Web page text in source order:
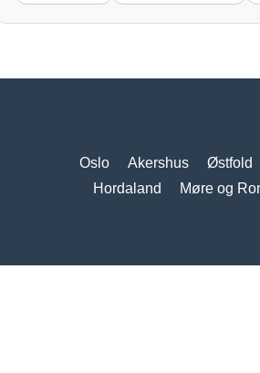
Oslo Akershus Østfold
Hordaland
Møre og